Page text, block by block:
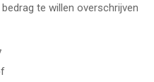
te willen overschrijven